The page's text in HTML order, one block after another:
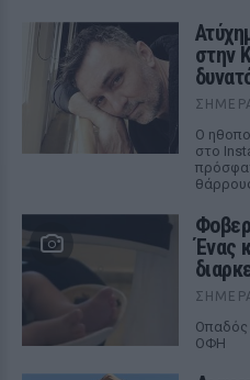
στην
Ο
στο
Ένας
Οπαδός
ΟΦΗ